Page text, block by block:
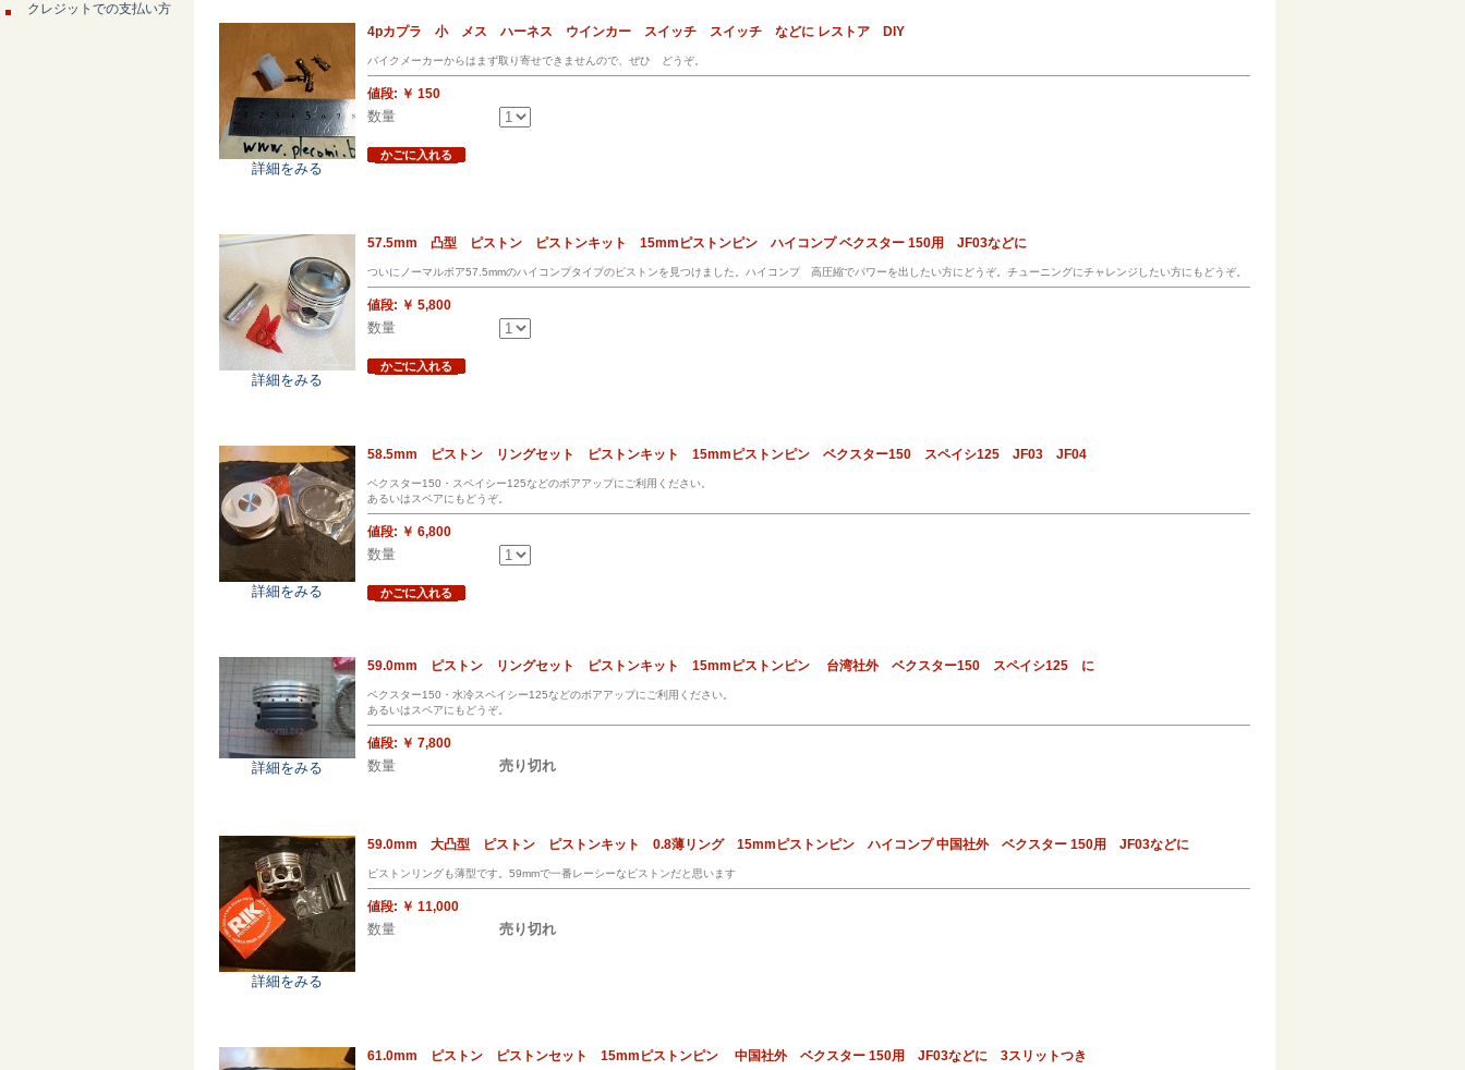
クレジットでの支払い方
詳細をみる
4pカプラ 小 メス ハーネス ウインカー スイッチ スイッチ などに レストア DIY
バイクメーカーからはまず取り寄せできませんので、ぜひ どうぞ。
値段: ￥ 150
数量
かごに入れる
詳細をみる
57.5mm 凸型 ピストン ピストンキット 15mmピストンピン ハイコンプ ベクスター 150用 JF03などに
ついにノーマルボア57.5mmのハイコンプタイプのピストンを見つけました。ハイコンプ 高圧縮でパワーを出したい方にどうぞ。チューニングにチャレンジしたい方にもどうぞ。
値段: ￥ 5,800
数量
かごに入れる
詳細をみる
58.5mm ピストン リングセット ピストンキット 15mmピストンピン ベクスター150 スペイシ125 JF03 JF04
ベクスター150・スペイシー125などのボアアップにご利用ください。
あるいはスペアにもどうぞ。
値段: ￥ 6,800
数量
かごに入れる
詳細をみる
59.0mm ピストン リングセット ピストンキット 15mmピストンピン 台湾社外 ベクスター150 スペイシ125 に
ベクスター150・水冷スペイシー125などのボアアップにご利用ください。
あるいはスペアにもどうぞ。
値段: ￥ 7,800
数量 売り切れ
詳細をみる
59.0mm 大凸型 ピストン ピストンキット 0.8薄リング 15mmピストンピン ハイコンプ 中国社外 ベクスター 150用 JF03などに
ピストンリングも薄型です。59mmで一番レーシーなピストンだと思います
値段: ￥ 11,000
数量 売り切れ
61.0mm ピストン ピストンセット 15mmピストンピン 中国社外 ベクスター 150用 JF03などに 3スリットつき